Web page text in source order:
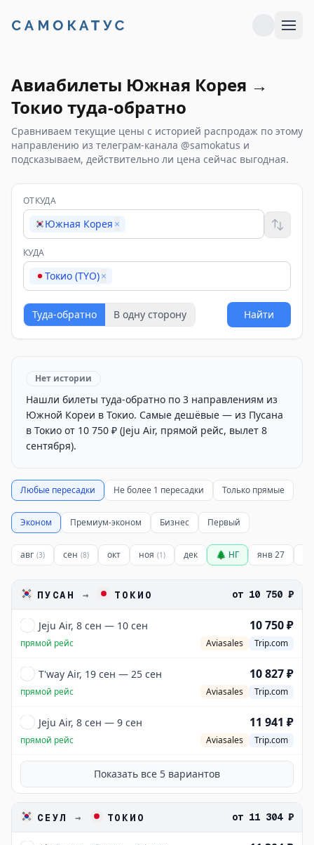
Авиабилеты Южная Корея →
Токио туда-обратно
Сравниваем текущие цены с историей распродаж по этому
направлению из телеграм-канала @samokatus и
подсказываем, действительно ли цена сейчас выгодная.
ОТКУДА
Южная Корея ×
КУДА
Токио (TYO)×
Туда-обратно В одну сторону Найти
Нет истории
Нашли билеты туда-обратно по 3 направлениям из
Южной Кореи в Токио. Самые дешёвые — из Пусана
в Токио от 10 750 ₽ (Jeju Air, прямой рейс, вылет 8
сентября).
Любые пересадки Не более 1 пересадки Только прямые
Эконом Премиум-эконом Бизнес Первый
авг (3) сен (8) окт ноя (1) дек 🌲 НГ янв 27
ПУСАН → ТОКИО от 10 750 ₽
Jeju Air, 8 сен — 10 сен 10 750 ₽
прямой рейс Aviasales Trip.com
T'way Air, 19 сен — 25 сен 10 827 ₽
прямой рейс Aviasales Trip.com
Jeju Air, 8 сен — 9 сен 11 941 ₽
прямой рейс Aviasales Trip.com
Показать все 5 вариантов
СЕУЛ → ТОКИО от 11 304 ₽